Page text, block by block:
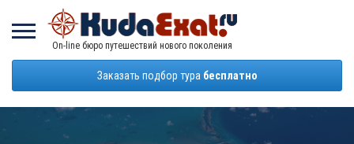
On-line бюро путешествий нового поколения
Заказать подбор тура бесплатно